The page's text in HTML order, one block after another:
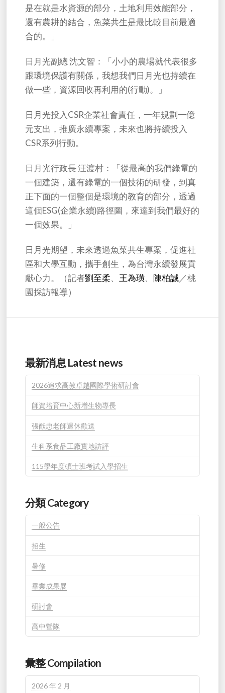
是在就是水資源的部分，土地利用效能部分，
還有農耕的結合，魚菜共生是最比較目前最適
合的。」
日月光副總 沈文智：「小小的農場就代表很多
跟環境保護有關係，我想我們日月光也持續在
做一些，資源回收再利用的(行動)。」
日月光投入CSR企業社會責任，一年規劃一億
元支出，推廣永續專案，未來也將持續投入
CSR系列行動。
日月光行政長 汪渡村：「從最高的我們綠電的
一個建築，還有綠電的一個技術的研發，到真
正下面的一個整個是環境的教育的部分，透過
這個ESG(企業永續)路徑圖，來達到我們最好的
一個效果。」
日月光期望，未來透過魚菜共生專案，促進社
區和大學互動，攜手創生，為台灣永續發展貢
獻心力。（記者劉至柔 王為璜、 陳柏誠／桃
園採訪報導）
最新消息 Latest news
2026追求高教卓越國際學術研討會
師資培育中心新增生物專長
張猷忠老師退休歡送
生科系食品工廠實地訪評
115學年度碩士班考試入學招生
分類 Category
一般公告
招生
暑修
畢業成果展
研討會
高中營隊
彙整 Compilation
2026 年 2 月